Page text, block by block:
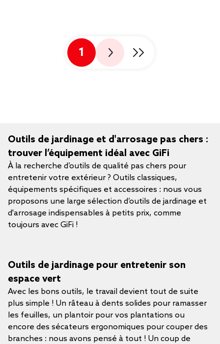
1
Outils de jardinage et d'arrosage pas chers :
trouver l’équipement idéal avec GiFi
À la recherche d’outils de qualité pas chers pour
entretenir votre extérieur ? Outils classiques,
équipements spécifiques et accessoires : nous vous
proposons une large sélection d’outils de jardinage et
d'arrosage indispensables à petits prix, comme
toujours avec GiFi !
Outils de jardinage pour entretenir son
espace vert
Avec les bons outils, le travail devient tout de suite
plus simple ! Un râteau à dents solides pour ramasser
les feuilles, un plantoir pour vos plantations ou
encore des sécateurs ergonomiques pour couper des
branches : nous avons pensé à tout ! Un coup de